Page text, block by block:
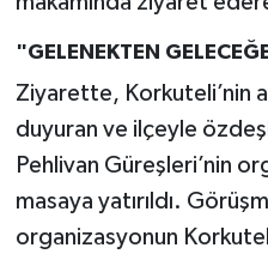
"GELENEKTEN
Ziyarette, Korkuteli’nin
duyuran ve ilçeyle
Pehlivan Güreşleri’nin
masaya yatırıldı.
organizasyonun